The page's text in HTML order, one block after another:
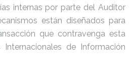
internas por parte del Auditor
están diseñados para
que contravenga esta
de Información